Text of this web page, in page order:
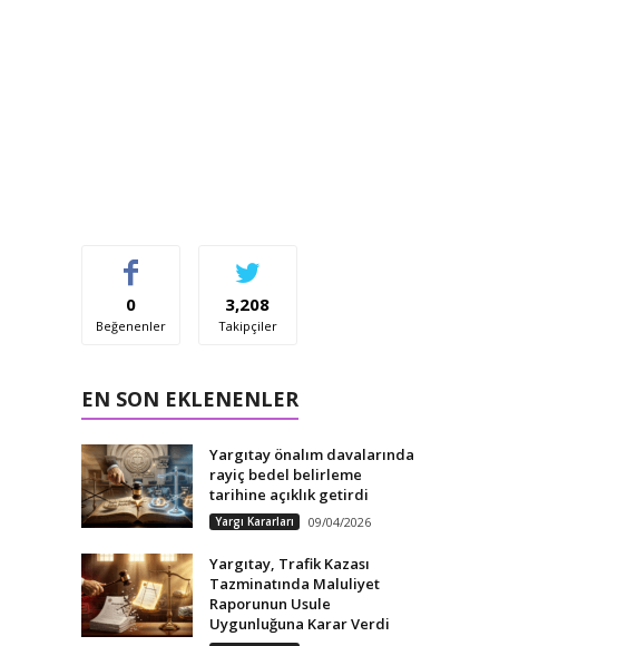
0
Beğenenler
3,208
Takipçiler
EN SON EKLENENLER
Yargıtay önalım davalarında
rayiç bedel belirleme
tarihine açıklık getirdi
Yargı Kararları 09/04/2026
Yargıtay, Trafik Kazası
Tazminatında Maluliyet
Raporunun Usule
Uygunluğuna Karar Verdi